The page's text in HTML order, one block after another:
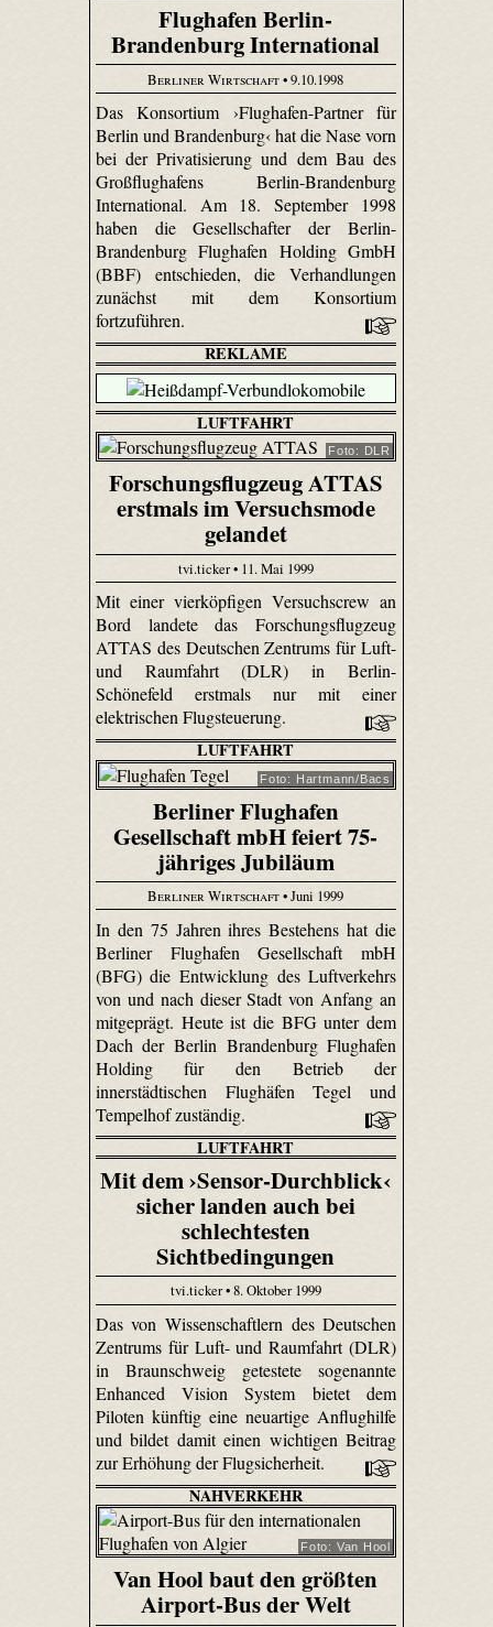
Flughafen Berlin-
Brandenburg International
Berliner Wirtschaft• 9.10.1998
Das Konsortium ›Flughafen-Partner für
Berlin und Brandenburg‹ hat die Nase vorn
bei der Privatisierung und dem Bau des
Großflughafens Berlin-Brandenburg
International. Am 18. September 1998
haben die Gesellschafter der Berlin-
Brandenburg Flughafen Holding GmbH
(BBF) entschieden, die Verhandlungen
zunächst mit dem Konsortium
fortzuführen.
REKLAME
LUFTFAHRT
Foto: DLR
Forschungsflugzeug ATTAS
erstmals im Versuchsmode
gelandet
tvi.ticker • 11. Mai 1999
Mit einer vierköpfigen Versuchscrew an
Bord landete das Forschungsflugzeug
ATTAS des Deutschen Zentrums für Luft-
und Raumfahrt (DLR) in Berlin-
Schönefeld erstmals nur mit einer
elektrischen Flugsteuerung.
LUFTFAHRT
Foto: Hartmann/Bacs
Berliner Flughafen
Gesellschaft mbH feiert 75-
jähriges Jubiläum
Berliner Wirtschaft• Juni 1999
In den 75 Jahren ihres Bestehens hat die
Berliner Flughafen Gesellschaft mbH
(BFG) die Entwicklung des Luftverkehrs
von und nach dieser Stadt von Anfang an
mitgeprägt. Heute ist die BFG unter dem
Dach der Berlin Brandenburg Flughafen
Holding für den Betrieb der
innerstädtischen Flughäfen Tegel und
Tempelhof zuständig.
LUFTFAHRT
Mit dem ›Sensor-Durchblick‹
sicher landen auch bei
schlechtesten
Sichtbedingungen
tvi.ticker • 8. Oktober 1999
Das von Wissenschaftlern des Deutschen
Zentrums für Luft- und Raumfahrt (DLR)
in Braunschweig getestete sogenannte
Enhanced Vision System bietet dem
Piloten künftig eine neuartige Anflughilfe
und bildet damit einen wichtigen Beitrag
zur Erhöhung der Flugsicherheit.
NAHVERKEHR
Foto: Van Hool
Van Hool baut den größten
Airport-Bus der Welt